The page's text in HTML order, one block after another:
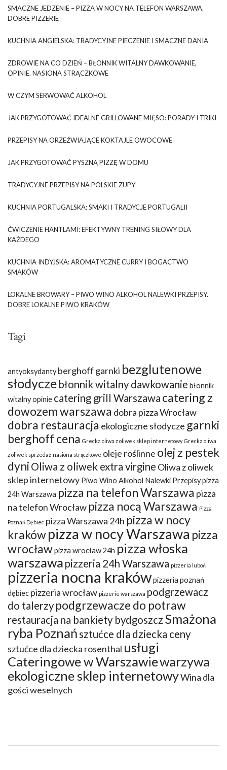
SMACZNE JEDZENIE – PIZZA W NOCY NA TELEFON WARSZAWA.
DOBRE PIZZERIE
KUCHNIA ANGIELSKA: TRADYCYJNE PIECZENIE I SMACZNE DANIA
ZDROWIE NA CO DZIEŃ – BŁONNIK WITALNY DAWKOWANIE,
OPINIE. NASIONA STRĄCZKOWE
W CZYM SERWOWAĆ ALKOHOL
JAK PRZYGOTOWAĆ IDEALNE GRILLOWANE MIĘSO: PORADY I TRIKI
PRZEPISY NA ORZEŹWIAJĄCE KOKTAJLE OWOCOWE
JAK PRZYGOTOWAĆ PYSZNĄ PIZZĘ W DOMU
TRADYCYJNE PRZEPISY NA POLSKIE ZUPY
KUCHNIA PORTUGALSKA: SMAKI I TRADYCJE PORTUGALII
ĆWICZENIE HANTLAMI: EFEKTYWNY TRENING SIŁOWY DLA
KAŻDEGO
KUCHNIA INDYJSKA: AROMATYCZNE CURRY I BOGACTWO
SMAKÓW
LOKALNE BROWARY – PIWO WINO ALKOHOL NALEWKI PRZEPISY.
DOBRE LOKALNE PIWO KRAKÓW
Tagi
antyoksydanty berghoff garnki bezglutenowe
słodycze błonnik witalny dawkowanie błonnik
witalny opinie catering grill Warszawa catering z
dowozem warszawa dobra pizza Wrocław
dobra restauracja ekologiczne słodycze garnki
berghoff cena Grecka oliwa z oliwek sklep internetowy Grecka oliwa
z oliwek sprzedaż nasiona strączkowe oleje roślinne olej z pestek
dyni Oliwa z oliwek extra virgine Oliwa z oliwek
sklep internetowy Piwo Wino Alkohol Nalewki Przepisypizza
24h Warszawa pizza na telefon Warszawa pizza
na telefon Wrocław pizza nocą Warszawa Pizza
Poznań Dębiec pizza Warszawa 24h pizza w nocy
krakówpizza w nocy Warszawa pizza
wrocławpizza wrocław 24h pizza włoska
warszawa pizzeria 24h Warszawa pizzeria luboń
pizzeria nocna krakówpizzeria poznań
dębiec pizzeria wrocław pizzerie warszawa podgrzewacz
do talerzy podgrzewacze do potraw
restauracja na bankiety bydgoszcz Smażona
ryba Poznań sztućce dla dziecka ceny
sztućce dla dziecka rosenthal usługi
Cateringowe w Warszawiewarzywa
ekologiczne sklep internetowyWina dla
gości weselnych